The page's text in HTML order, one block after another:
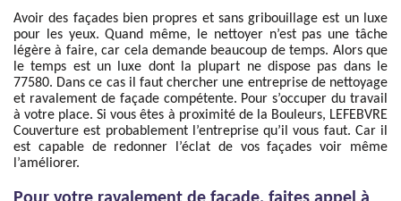
Avoir des façades bien propres et sans gribouillage est un luxe
pour les yeux. Quand même, le nettoyer n’est pas une tâche
légère à faire, car cela demande beaucoup de temps. Alors que
le temps est un luxe dont la plupart ne dispose pas dans le
77580. Dans ce cas il faut chercher une entreprise de nettoyage
et ravalement de façade compétente. Pour s’occuper du travail
à votre place. Si vous êtes à proximité de la Bouleurs, LEFEBVRE
Couverture est probablement l’entreprise qu’il vous faut. Car il
est capable de redonner l’éclat de vos façades voir même
l’améliorer.